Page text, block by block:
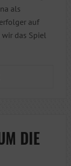
als
auf
das Spiel
DIE